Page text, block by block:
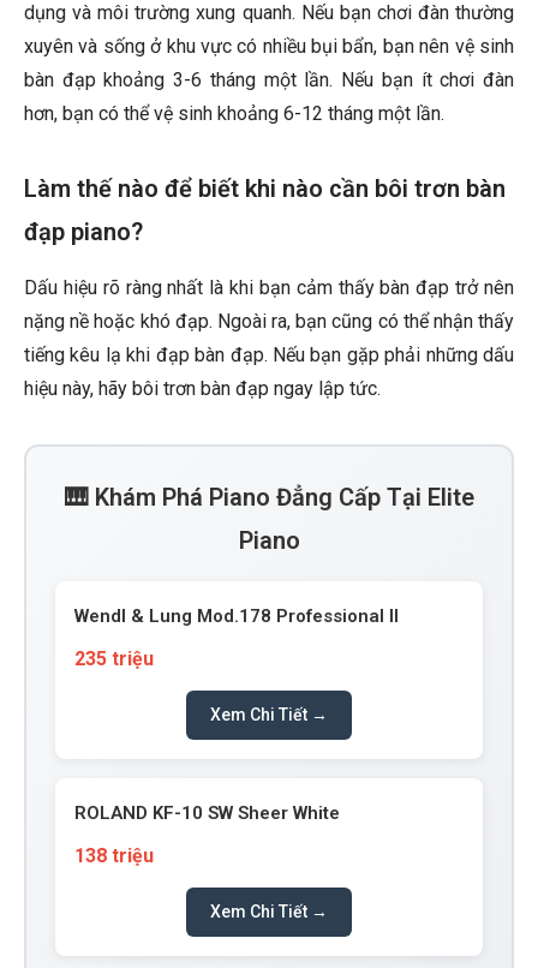
dụng và môi trường xung quanh. Nếu bạn chơi đàn thường
xuyên và sống ở khu vực có nhiều bụi bẩn, bạn nên vệ sinh
bàn đạp khoảng 3-6 tháng một lần. Nếu bạn ít chơi đàn
hơn, bạn có thể vệ sinh khoảng 6-12 tháng một lần.
Làm thế nào để biết khi nào cần bôi trơn bàn
đạp piano?
Dấu hiệu rõ ràng nhất là khi bạn cảm thấy bàn đạp trở nên
nặng nề hoặc khó đạp. Ngoài ra, bạn cũng có thể nhận thấy
tiếng kêu lạ khi đạp bàn đạp. Nếu bạn gặp phải những dấu
hiệu này, hãy bôi trơn bàn đạp ngay lập tức.
🎹 Khám Phá Piano Đẳng Cấp Tại Elite
Piano
Wendl & Lung Mod.178 Professional II
235 triệu
Xem Chi Tiết →
ROLAND KF-10 SW Sheer White
138 triệu
Xem Chi Tiết →